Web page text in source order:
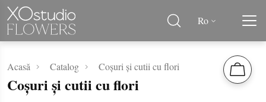
Ro
Acasă Catalog Coșuri și cutii cu flori
Coșuri și cutii cu flori